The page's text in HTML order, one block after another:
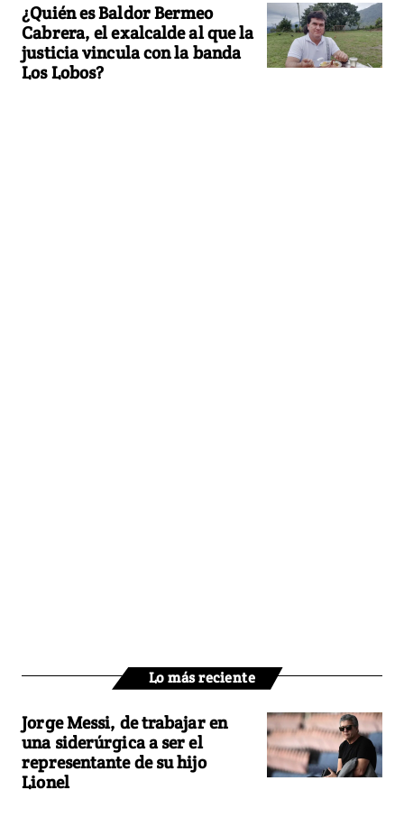
¿Quién es Baldor Bermeo
Cabrera, el exalcalde al que la
justicia vincula con la banda
Los Lobos?
Lo más reciente
Jorge Messi, de trabajar en
una siderúrgica a ser el
representante de su hijo
Lionel